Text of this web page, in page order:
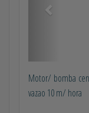
Motor/ bomba
vazao 10 m/ hora